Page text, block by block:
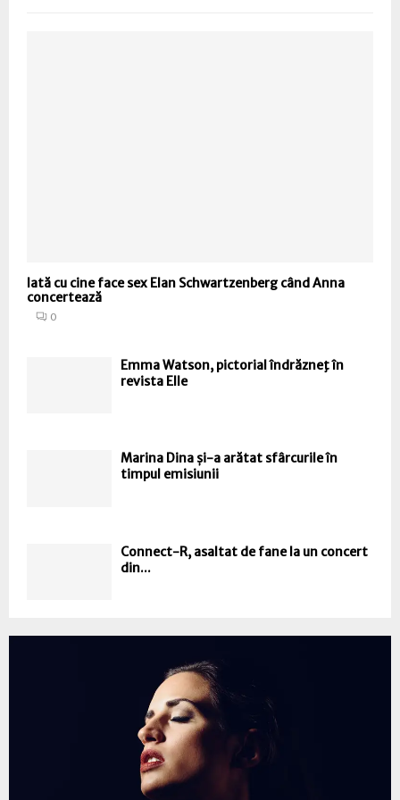
Iată cu cine face sex Elan Schwartzenberg când Anna
concertează
0
Emma Watson, pictorial îndrăzneţ în
revista Elle
Marina Dina și-a arătat sfârcurile în
timpul emisiunii
Connect-R, asaltat de fane la un concert
din...